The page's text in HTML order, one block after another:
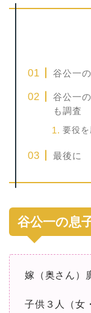
谷公一
谷公一
も調査
要役
最後に
谷公一の息
嫁（奥さん）
子供３人（女